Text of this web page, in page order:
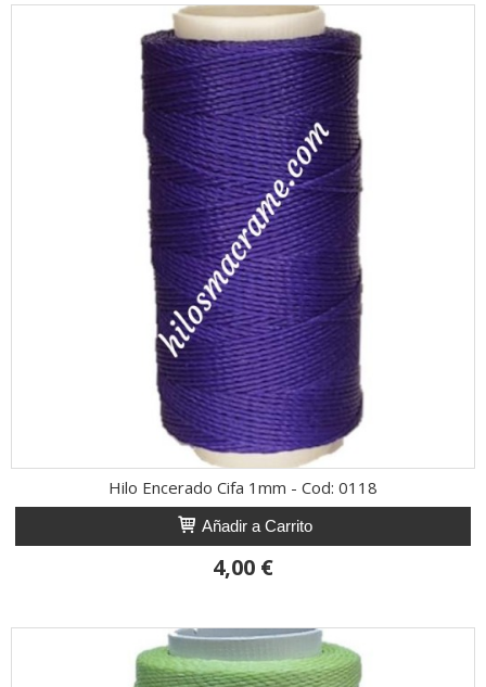
Hilo Encerado Cifa 1mm - Cod: 0118
Añadir a Carrito
4,00 €